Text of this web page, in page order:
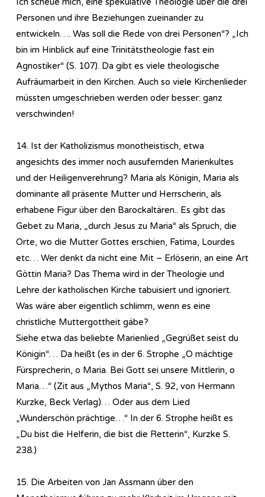
Personen und ihre Beziehungen zueinander zu
entwickeln…. Was soll die Rede von drei Personen“? „Ich
bin im Hinblick auf eine Trinitätstheologie fast ein
Agnostiker“ (S. 107). Da gibt es viele theologische
Aufräumarbeit in den Kirchen. Auch so viele Kirchenlieder
müssten umgeschrieben werden oder besser: ganz
verschwinden!
14. Ist der Katholizismus monotheistisch, etwa
angesichts des immer noch ausufernden Marienkultes
und der Heiligenverehrung? Maria als Königin, Maria als
dominante all präsente Mutter und Herrscherin, als
erhabene Figur über den Barockaltären.. Es gibt das
Gebet zu Maria, „durch Jesus zu Maria“ als Spruch, die
Orte, wo die Mutter Gottes erschien, Fatima, Lourdes
etc… Wer denkt da nicht eine Mit – Erlöserin, an eine Art
Göttin Maria? Das Thema wird in der Theologie und
Lehre der katholischen Kirche tabuisiert und ignoriert.
Was wäre aber eigentlich schlimm, wenn es eine
christliche Muttergottheit gäbe?
Siehe etwa das beliebte Marienlied „Gegrüßet seist du
Königin“… Da heißt (es in der 6. Strophe „O mächtige
Fürsprecherin, o Maria. Bei Gott sei unsere Mittlerin, o
Maria…“ (Zit aus „Mythos Maria“, S. 92, von Hermann
Kurzke, Beck Verlag)… Oder aus dem Lied
„Wunderschön prächtige…“ In der 6. Strophe heißt es
„Du bist die Helferin, die bist die Retterin“, Kurzke S.
238.)
15. Die Arbeiten von Jan Assmann über den